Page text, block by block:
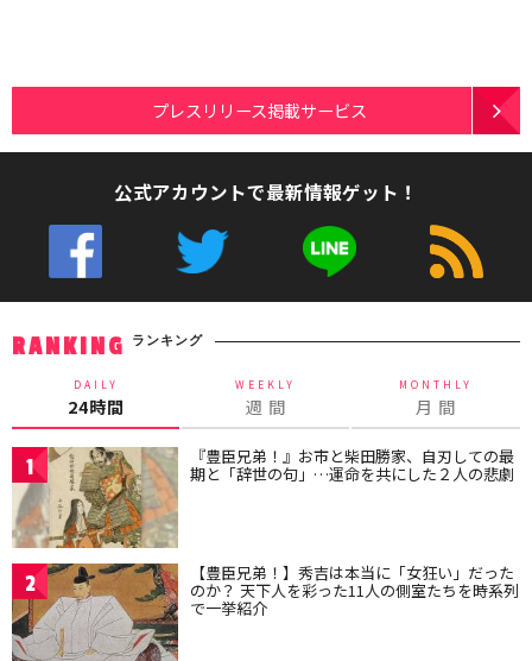
プレスリリース掲載サービス
公式アカウントで最新情報ゲット！
RANKING ランキング
DAILY
24時間
WEEKLY
週 間
MONTHLY
月 間
1 『豊臣兄弟！』お市と柴田勝家、自刃しての最
期と「辞世の句」…運命を共にした２人の悲劇
2 【豊臣兄弟！】秀吉は本当に「女狂い」だった
のか？ 天下人を彩った11人の側室たちを時系列
で一挙紹介